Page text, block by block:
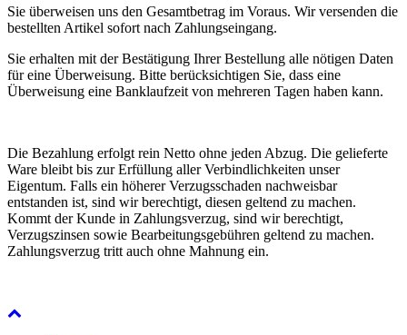
Sie überweisen uns den Gesamtbetrag im Voraus. Wir versenden die
bestellten Artikel sofort nach Zahlungseingang.
Sie erhalten mit der Bestätigung Ihrer Bestellung alle nötigen Daten
für eine Überweisung. Bitte berücksichtigen Sie, dass eine
Überweisung eine Banklaufzeit von mehreren Tagen haben kann.
Die Bezahlung erfolgt rein Netto ohne jeden Abzug. Die gelieferte
Ware bleibt bis zur Erfüllung aller Verbindlichkeiten unser
Eigentum. Falls ein höherer Verzugsschaden nachweisbar
entstanden ist, sind wir berechtigt, diesen geltend zu machen.
Kommt der Kunde in Zahlungsverzug, sind wir berechtigt,
Verzugszinsen sowie Bearbeitungsgebühren geltend zu machen.
Zahlungsverzug tritt auch ohne Mahnung ein.